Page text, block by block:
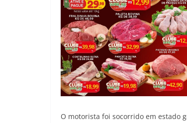
O motorista foi socorrido em estado